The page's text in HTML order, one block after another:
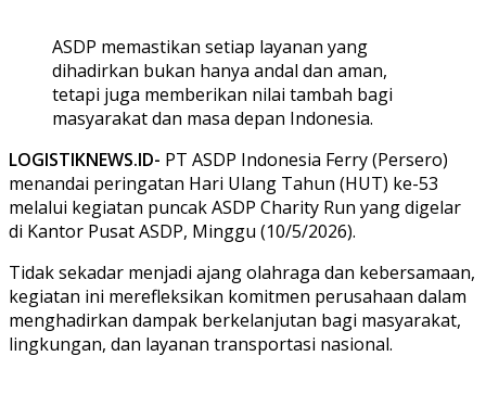
ASDP memastikan setiap layanan yang
dihadirkan bukan hanya andal dan aman,
tetapi juga memberikan nilai tambah bagi
masyarakat dan masa depan Indonesia.
LOGISTIKNEWS.ID- PT ASDP Indonesia Ferry (Persero)
menandai peringatan Hari Ulang Tahun (HUT) ke-53
melalui kegiatan puncak ASDP Charity Run yang digelar
di Kantor Pusat ASDP, Minggu (10/5/2026).
Tidak sekadar menjadi ajang olahraga dan kebersamaan,
kegiatan ini merefleksikan komitmen perusahaan dalam
menghadirkan dampak berkelanjutan bagi masyarakat,
lingkungan, dan layanan transportasi nasional.